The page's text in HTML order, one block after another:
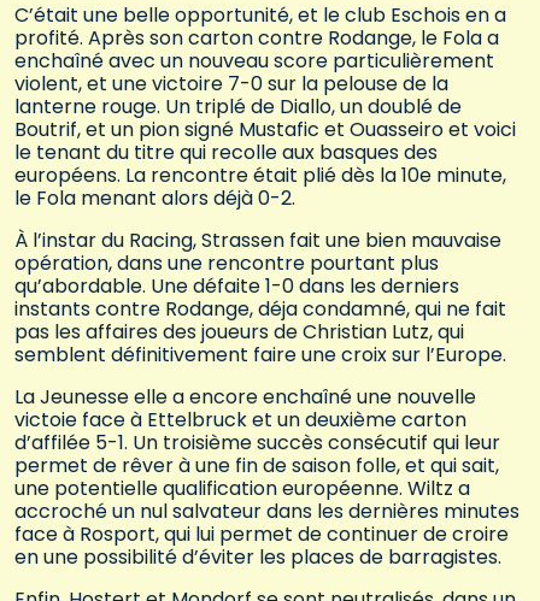
C’était une belle opportunité, et le club Eschois en a
profité. Après son carton contre Rodange, le Fola a
enchaîné avec un nouveau score particulièrement
violent, et une victoire 7-0 sur la pelouse de la
lanterne rouge. Un triplé de Diallo, un doublé de
Boutrif, et un pion signé Mustafic et Ouasseiro et voici
le tenant du titre qui recolle aux basques des
européens. La rencontre était plié dès la 10e minute,
le Fola menant alors déjà 0-2.
À l’instar du Racing, Strassen fait une bien mauvaise
opération, dans une rencontre pourtant plus
qu’abordable. Une défaite 1-0 dans les derniers
instants contre Rodange, déja condamné, qui ne fait
pas les affaires des joueurs de Christian Lutz, qui
semblent définitivement faire une croix sur l’Europe.
La Jeunesse elle a encore enchaîné une nouvelle
victoie face à Ettelbruck et un deuxième carton
d’affilée 5-1. Un troisième succès consécutif qui leur
permet de rêver à une fin de saison folle, et qui sait,
une potentielle qualification européenne. Wiltz a
accroché un nul salvateur dans les dernières minutes
face à Rosport, qui lui permet de continuer de croire
en une possibilité d’éviter les places de barragistes.